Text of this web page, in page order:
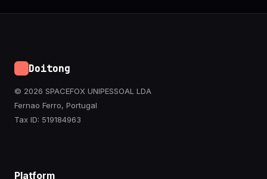
Doitong
© 2026 SPACEFOX UNIPESSOAL LDA
Fernao Ferro, Portugal
Tax ID: 519184963
Platform